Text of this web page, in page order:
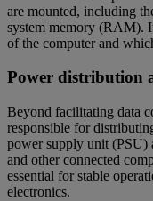
are mounted, including
system memory (RAM).
of the computer and
Power distribution
Beyond facilitating data
responsible for
power supply unit (PSU)
and other connected
essential for stable
electronics.